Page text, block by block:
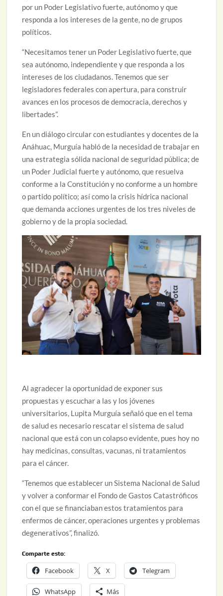
por un Poder Legislativo fuerte, autónomo y que
responda a los intereses de la gente, no de grupos
políticos.
“Necesitamos tener un Poder Legislativo fuerte, que
sea autónomo, independiente y que responda a los
intereses de los ciudadanos. Tenemos que ser
legisladores federales con apertura, para construir
avances en los procesos de democracia, derechos y
libertades”.
En un diálogo circular con estudiantes y docentes de la
Anáhuac, Murguía habló de la necesidad de trabajar en
una estrategia sólida nacional de seguridad pública; de
un Poder Judicial fuerte y autónomo, que resuelva
conforme a la Constitución y no conforme a un hombre
o partido político; así como la crisis hídrica nacional
que demanda acciones urgentes de los tres niveles de
gobierno y de la propia sociedad.
Al agradecer la oportunidad de exponer sus
propuestas y escuchar a las y los jóvenes
universitarios, Lupita Murguía señaló que en el tema
de salud es necesario rescatar el sistema de salud
nacional que está con un colapso evidente, pues hoy no
hay medicinas, consultas, vacunas, ni tratamientos
para el cáncer.
“Tenemos que establecer un Sistema Nacional de Salud
y volver a conformar el Fondo de Gastos Catastróficos
con el que se financiaban estos tratamientos para
enfermos de cáncer, operaciones urgentes y problemas
degenerativos”, finalizó.
Comparte esto:
Facebook X Telegram
WhatsApp Más